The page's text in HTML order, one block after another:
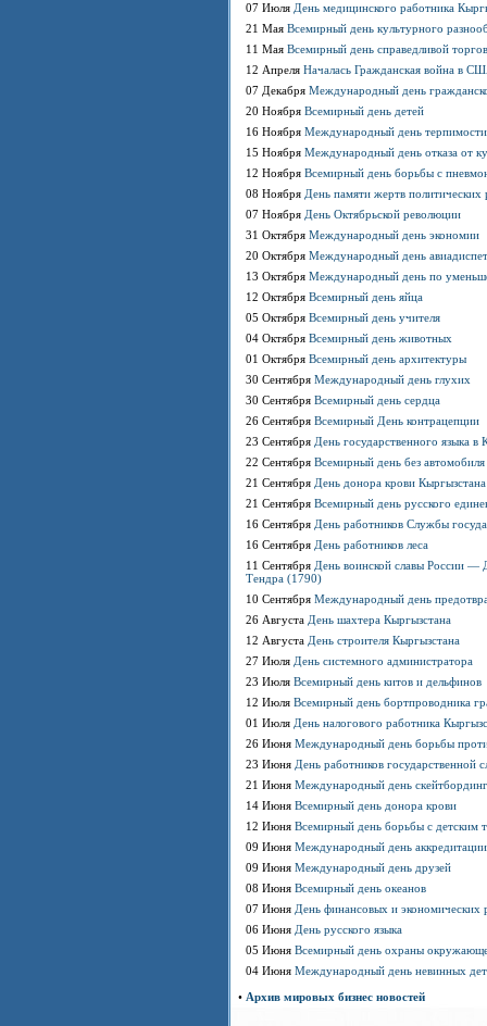
07 Июля День медицинского работника
21 Мая Всемирный день культурного
11 Мая Всемирный день справедливой
12 Апреля Началась Гражданская война в
07 Декабря Международный день
20 Ноября Всемирный день детей
16 Ноября Международный день терпимости
15 Ноября Международный день отказа от
12 Ноября Всемирный день борьбы с
08 Ноября День памяти жертв политических
07 Ноября День Октябрьской революции
31 Октября Международный день экономии
20 Октября Международный день
13 Октября Международный день по
12 Октября Всемирный день яйца
05 Октября Всемирный день учителя
04 Октября Всемирный день животных
01 Октября Всемирный день архитектуры
30 Сентября Международный день глухих
30 Сентября Всемирный день сердца
26 Сентября Всемирный День контрацепции
23 Сентября День государственного языка в
22 Сентября Всемирный день без автомобиля
21 Сентября День донора крови Кыргызстана
21 Сентября Всемирный день русского
16 Сентября День работников Службы
16 Сентября День работников леса
11 Сентября День воинской славы России —
Тендра (1790)
10 Сентября Международный день
26 Августа День шахтера Кыргызстана
12 Августа День строителя Кыргызстана
27 Июля День системного администратора
23 Июля Всемирный день китов и дельфинов
12 Июля Всемирный день бортпроводника
01 Июля День налогового работника
26 Июня Международный день борьбы
23 Июня День работников государственной
21 Июня Международный день
14 Июня Всемирный день донора крови
12 Июня Всемирный день борьбы с детским
09 Июня Международный день аккредитации
09 Июня Международный день друзей
08 Июня Всемирный день океанов
07 Июня День финансовых и экономических
06 Июня День русского языка
05 Июня Всемирный день охраны
04 Июня Международный день невинных
• Архив мировых бизнес новостей